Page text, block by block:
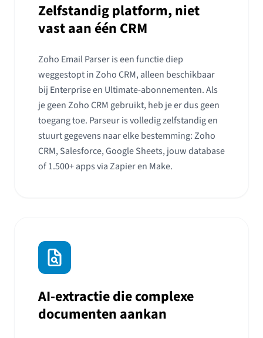
Zelfstandig platform, niet
vast aan één CRM
Zoho Email Parser is een functie diep
weggestopt in Zoho CRM, alleen beschikbaar
bij Enterprise en Ultimate-abonnementen. Als
je geen Zoho CRM gebruikt, heb je er dus geen
toegang toe. Parseur is volledig zelfstandig en
stuurt gegevens naar elke bestemming: Zoho
CRM, Salesforce, Google Sheets, jouw database
of 1.500+ apps via Zapier en Make.
AI-extractie die complexe
documenten aankan